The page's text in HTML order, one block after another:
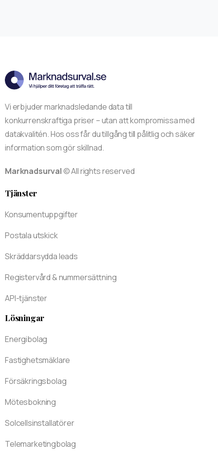
Vi erbjuder marknadsledande data till
konkurrenskraftiga priser – utan att kompromissa med
datakvalitén. Hos oss får du tillgång till pålitlig och säker
information som gör skillnad.
Marknadsurval © All rights reserved
Tjänster
Konsumentuppgifter
Postala utskick
Skräddarsydda leads
Registervård & nummersättning
API-tjänster
Lösningar
Energibolag
Fastighetsmäklare
Försäkringsbolag
Mötesbokning
Solcellsinstallatörer
Telemarketingbolag